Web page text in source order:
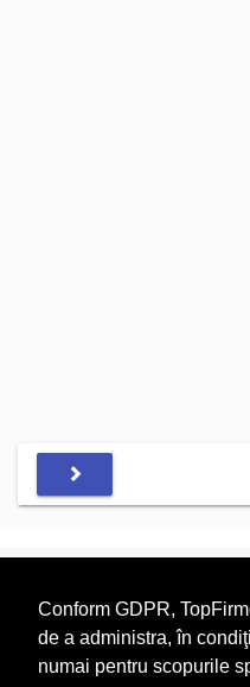
Conform GDPR,
de a administra, în
numai pentru scopurile
Topurile sunt realizate de
depuse si au scop informativ.
Este interzisa folosirea